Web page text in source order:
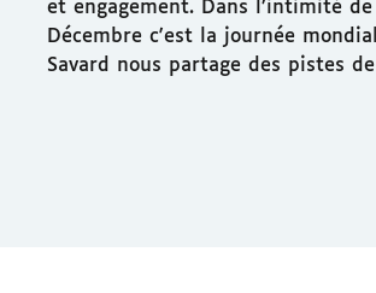
et engagement. Dans l’intimité
Décembre c'est la journée
Savard nous partage des pistes